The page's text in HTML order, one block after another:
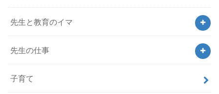
先生と教育のイマ
先生の仕事
子育て